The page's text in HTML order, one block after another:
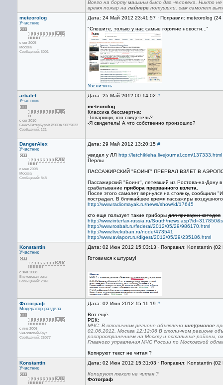
Всего на борту машины было два человека. Никто
время пожар на лайнере потушили, сам самолет
meteorolog
Участник
с окт 2005
Москва
Сообщений: 6001
Дата: 24 Май 2012 23:41:57 · Поправил: meteorolog
"Спешите, только у нас самые горячие новости..."
Увеличить
arbalet
Участник
с окт 2010
Санкт-Петербург/KP50DA 50RS033
Сообщений: 121
Дата: 25 Май 2012 00:14:02 #
meteorolog
Классика бессмертна:
-Товарищи, кто свидетель?
-Я свидетель! А что собственно произошло?
DangerAlex
Участник
с мая 2008
Москва
Сообщений: 848
Дата: 29 Май 2012 13:20:15 #
увидел у ЛЛ http://letchikleha.livejournal.com/137333.html
Перлы
ПАССАЖИРСКИЙ "БОИНГ" ПРЕРВАЛ ВЗЛЕТ В
Пассажирский "Боинг", летевший из Ростова-на-Дону
срабатывание прибора прерванного взлета.
После этого самолет вернулся на стоянку, сообщили
пострадал. В ближайшее время пассажиры
http://www.radiomayak.ru/news/show/id/17645
кто еще пользует такие приборы для приварки катодов
http://www.interfax-russia.ru/South/
http://www.rosbalt.ru/federal/2012/05/29/986170.html
http://www.livekuban.ru/node/473541
http://www.aviaport.ru/digest/2012/05/29/235186.html
Konstantin
Участник
с янв 2008
Внуковская зона
Сообщений: 2841
Дата: 02 Июн 2012 15:03:13 · Поправил: Konstantin
Готовимся к штурму!
Фотограф
Модератор раздела
с янв 2006
Чкаловский-Круг
Сообщений: 25077
Дата: 02 Июн 2012 15:11:19 #
Вот ещё.
РБК:
МЧС: В столичном регионе объявлено штурмовое
02.06.2012, Москва 12:12:06 В столичном регионе
распространением на Москву и остальные районы,
Главного управления МЧС России по Московской
Копируют текст не читая ?
Konstantin
Участник
Дата: 02 Июн 2012 15:31:03 · Поправил: Konstantin
Копируют текст не читая ?
Фотограф